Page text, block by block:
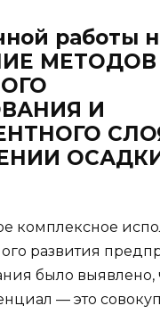
работы
МЕТОДОВ
И
комплексное
развития
было выявлено,
— это